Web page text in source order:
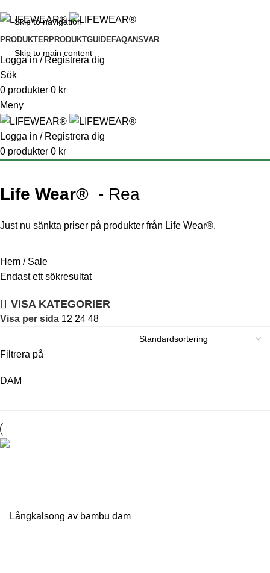
Skip to navigation
Skip to main content
PRODUKTERPRODUKTGUIDEFAQANSVAR
Logga in / Registrera dig
Sök
0 produkter 0 kr
Meny
Logga in / Registrera dig
0 produkter 0 kr
Life Wear® - Rea
Just nu sänkta priser på produkter från Life Wear®.
Hem / Sale
Endast ett sökresultat
VISA KATEGORIER
Visa per sida 12 24 48
Filtrera på
DAM